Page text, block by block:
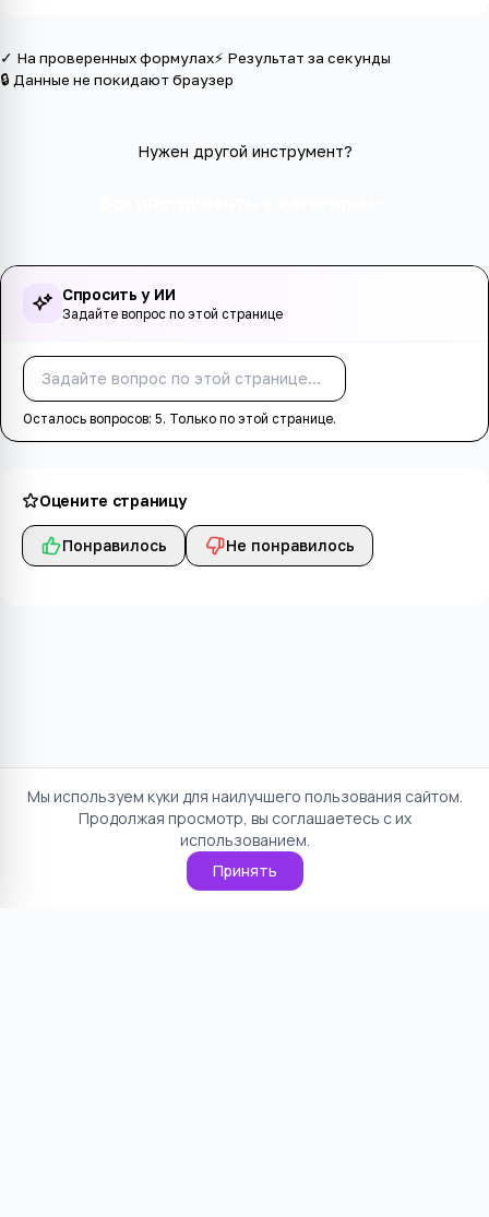
✓ На проверенных формулах⚡ Результат за секунды
🔒 Данные не покидают браузер
Нужен другой инструмент?
Спросить у ИИ
Задайте вопрос по этой странице
Осталось вопросов: 5. Только по этой странице.
Оцените страницу
Понравилось Не понравилось
Мы используем куки для наилучшего пользования сайтом.
Продолжая просмотр, вы соглашаетесь с их
использованием.
Принять